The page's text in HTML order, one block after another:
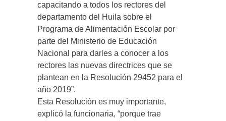
capacitando a todos los rectores del
departamento del Huila sobre el
Programa de Alimentación Escolar por
parte del Ministerio de Educación
Nacional para darles a conocer a los
rectores las nuevas directrices que se
plantean en la Resolución 29452 para el
año 2019”.
Esta Resolución es muy importante,
explicó la funcionaria, “porque trae